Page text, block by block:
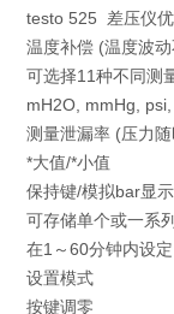
testo 525 差压仪
温度补偿 (温度波
可选择11种不同测
mH2O, mmHg,
测量泄漏率 (压力
*大值/*小值
保持键/模拟bar显示
可存储单个或一系
在1～60分钟内设定
设置模式
按键调零